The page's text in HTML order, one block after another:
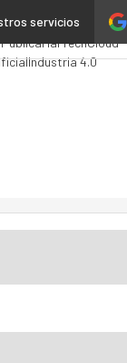
servicios
Analytics
MarTechCloud
Industria 4.0